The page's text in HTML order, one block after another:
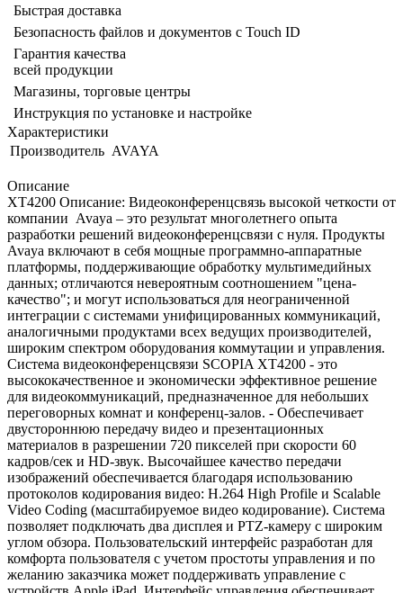
Быстрая доставка
Безопасность файлов и документов с Touch ID
Гарантия качества
всей продукции
Магазины, торговые центры
Инструкция по установке и настройке
Характеристики
Производитель AVAYA
Описание
XT4200 Описание: Видеоконференцсвязь высокой четкости от
компании Avaya – это результат многолетнего опыта
разработки решений видеоконференцсвязи с нуля. Продукты
Avaya включают в себя мощные программно-аппаратные
платформы, поддерживающие обработку мультимедийных
данных; отличаются невероятным соотношением "цена-
качество"; и могут использоваться для неограниченной
интеграции с системами унифицированных коммуникаций,
аналогичными продуктами всех ведущих производителей,
широким спектром оборудования коммутации и управления.
Система видеоконференцсвязи SCOPIA XT4200 - это
высококачественное и экономически эффективное решение
для видеокоммуникаций, предназначенное для небольших
переговорных комнат и конференц-залов. - Обеспечивает
двустороннюю передачу видео и презентационных
материалов в разрешении 720 пикселей при скорости 60
кадров/сек и HD-звук. Высочайшее качество передачи
изображений обеспечивается благодаря использованию
протоколов кодирования видео: H.264 High Profile и Scalable
Video Coding (масштабируемое видео кодирование). Система
позволяет подключать два дисплея и PTZ-камеру с широким
углом обзора. Пользовательский интерфейс разработан для
комфорта пользователя с учетом простоты управления и по
желанию заказчика может поддерживать управление с